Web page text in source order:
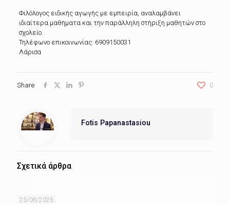
Φιλόλογος ειδικής αγωγής με εμπειρία, αναλαμβάνει
ιδιαίτερα μαθήματα και την παράλληλη στήριξη μαθητών στο
σχολείο.
Τηλέφωνο επικοινωνίας: 6909150031
Λάρισα
Share 0
Fotis Papanastasiou
Σχετικά άρθρα
23/06/2025